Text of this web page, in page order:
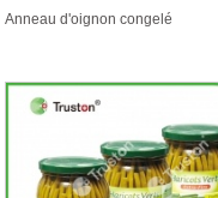
Anneau d'oignon congelé